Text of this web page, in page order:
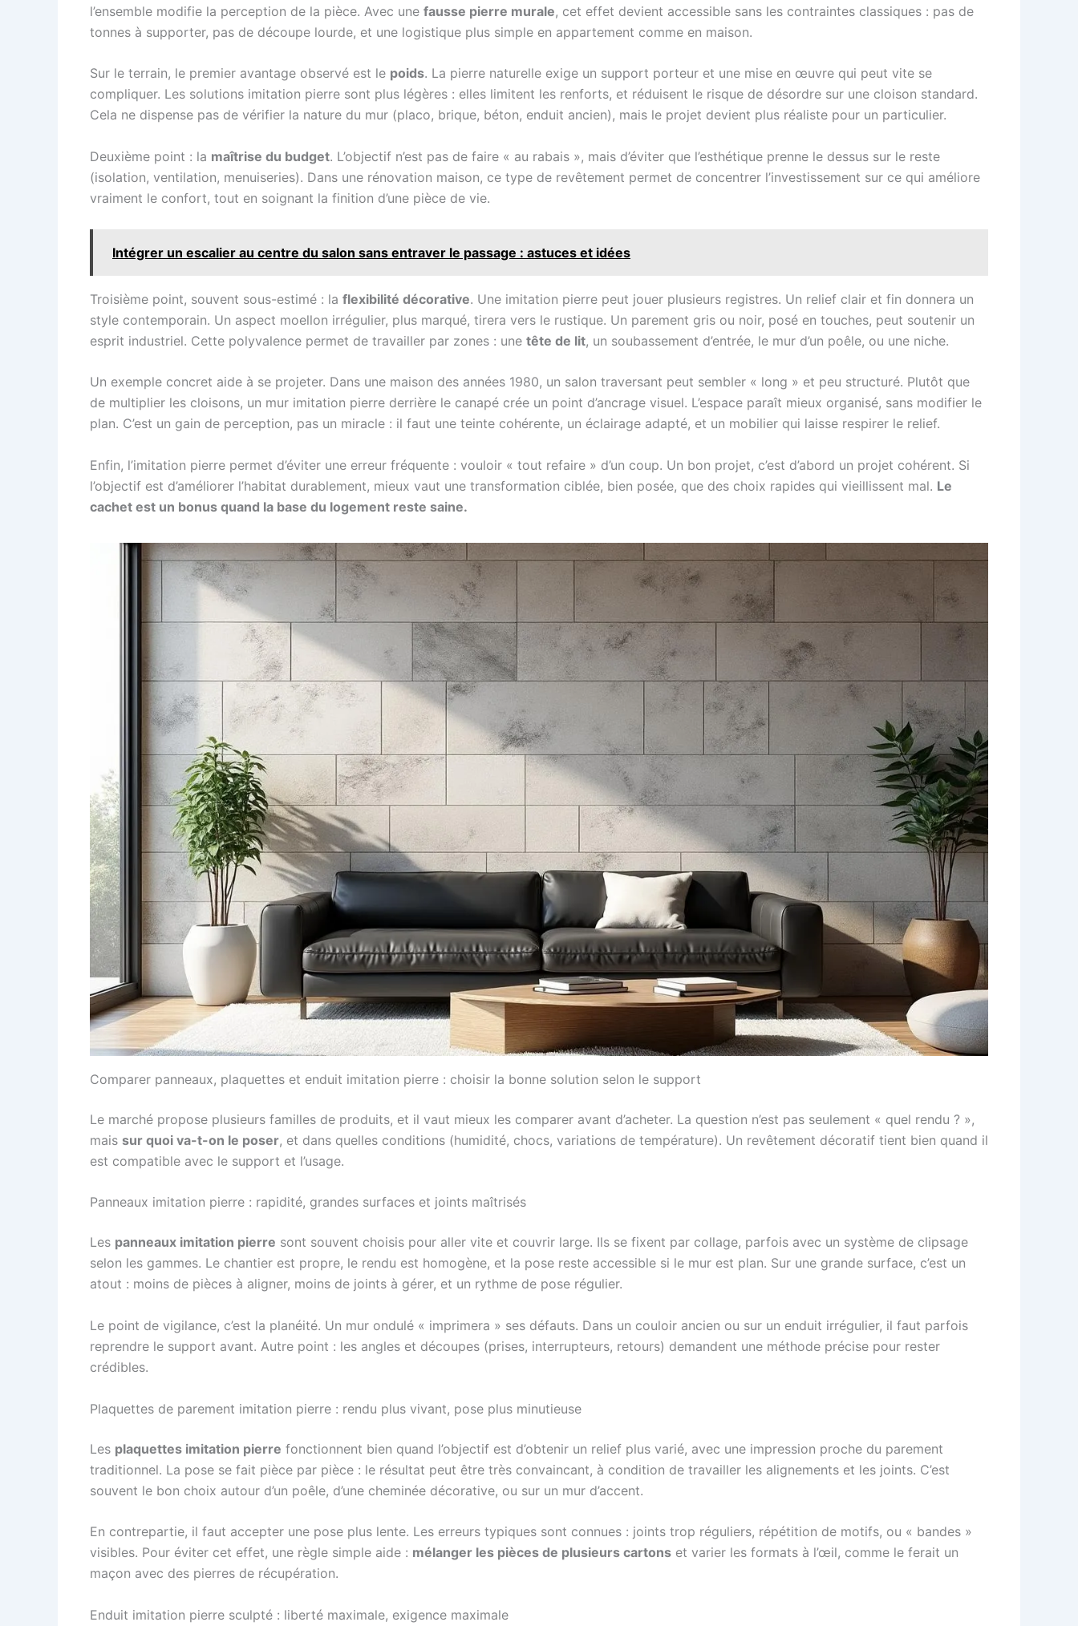
l’ensemble modifie la perception de la pièce. Avec une fausse pierre murale, cet effet devient accessible sans les contraintes classiques : pas de
tonnes à supporter, pas de découpe lourde, et une logistique plus simple en appartement comme en maison.
Sur le terrain, le premier avantage observé est le poids. La pierre naturelle exige un support porteur et une mise en œuvre qui peut vite se
compliquer. Les solutions imitation pierre sont plus légères : elles limitent les renforts, et réduisent le risque de désordre sur une cloison standard.
Cela ne dispense pas de vérifier la nature du mur (placo, brique, béton, enduit ancien), mais le projet devient plus réaliste pour un particulier.
Deuxième point : la maîtrise du budget. L’objectif n’est pas de faire « au rabais », mais d’éviter que l’esthétique prenne le dessus sur le reste
(isolation, ventilation, menuiseries). Dans une rénovation maison, ce type de revêtement permet de concentrer l’investissement sur ce qui améliore
vraiment le confort, tout en soignant la finition d’une pièce de vie.
Intégrer un escalier au centre du salon sans entraver le passage : astuces et idées
Troisième point, souvent sous-estimé : la flexibilité décorative. Une imitation pierre peut jouer plusieurs registres. Un relief clair et fin donnera un
style contemporain. Un aspect moellon irrégulier, plus marqué, tirera vers le rustique. Un parement gris ou noir, posé en touches, peut soutenir un
esprit industriel. Cette polyvalence permet de travailler par zones : une tête de lit, un soubassement d’entrée, le mur d’un poêle, ou une niche.
Un exemple concret aide à se projeter. Dans une maison des années 1980, un salon traversant peut sembler « long » et peu structuré. Plutôt que
de multiplier les cloisons, un mur imitation pierre derrière le canapé crée un point d’ancrage visuel. L’espace paraît mieux organisé, sans modifier le
plan. C’est un gain de perception, pas un miracle : il faut une teinte cohérente, un éclairage adapté, et un mobilier qui laisse respirer le relief.
Enfin, l’imitation pierre permet d’éviter une erreur fréquente : vouloir « tout refaire » d’un coup. Un bon projet, c’est d’abord un projet cohérent. Si
l’objectif est d’améliorer l’habitat durablement, mieux vaut une transformation ciblée, bien posée, que des choix rapides qui vieillissent mal. Le
cachet est un bonus quand la base du logement reste saine.
Comparer panneaux, plaquettes et enduit imitation pierre : choisir la bonne solution selon le support
Le marché propose plusieurs familles de produits, et il vaut mieux les comparer avant d’acheter. La question n’est pas seulement « quel rendu ? »,
mais sur quoi va-t-on le poser, et dans quelles conditions (humidité, chocs, variations de température). Un revêtement décoratif tient bien quand il
est compatible avec le support et l’usage.
Panneaux imitation pierre : rapidité, grandes surfaces et joints maîtrisés
Les panneaux imitation pierre sont souvent choisis pour aller vite et couvrir large. Ils se fixent par collage, parfois avec un système de clipsage
selon les gammes. Le chantier est propre, le rendu est homogène, et la pose reste accessible si le mur est plan. Sur une grande surface, c’est un
atout : moins de pièces à aligner, moins de joints à gérer, et un rythme de pose régulier.
Le point de vigilance, c’est la planéité. Un mur ondulé « imprimera » ses défauts. Dans un couloir ancien ou sur un enduit irrégulier, il faut parfois
reprendre le support avant. Autre point : les angles et découpes (prises, interrupteurs, retours) demandent une méthode précise pour rester
crédibles.
Plaquettes de parement imitation pierre : rendu plus vivant, pose plus minutieuse
Les plaquettes imitation pierre fonctionnent bien quand l’objectif est d’obtenir un relief plus varié, avec une impression proche du parement
traditionnel. La pose se fait pièce par pièce : le résultat peut être très convaincant, à condition de travailler les alignements et les joints. C’est
souvent le bon choix autour d’un poêle, d’une cheminée décorative, ou sur un mur d’accent.
En contrepartie, il faut accepter une pose plus lente. Les erreurs typiques sont connues : joints trop réguliers, répétition de motifs, ou « bandes »
visibles. Pour éviter cet effet, une règle simple aide : mélanger les pièces de plusieurs cartons et varier les formats à l’œil, comme le ferait un
maçon avec des pierres de récupération.
Enduit imitation pierre sculpté : liberté maximale, exigence maximale